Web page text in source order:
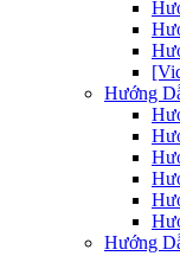
Hướng
Hướng